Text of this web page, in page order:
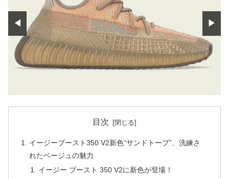
◀ ▶
目次
イージーブースト350 V2新色“サンドトープ”、洗練さ
れたベージュの魅力
イージー ブースト 350 V2に新色が登場！